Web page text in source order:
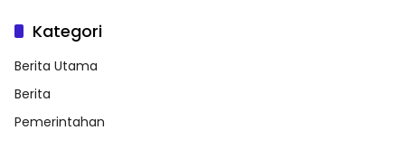
Kategori
Berita Utama
Berita
Pemerintahan